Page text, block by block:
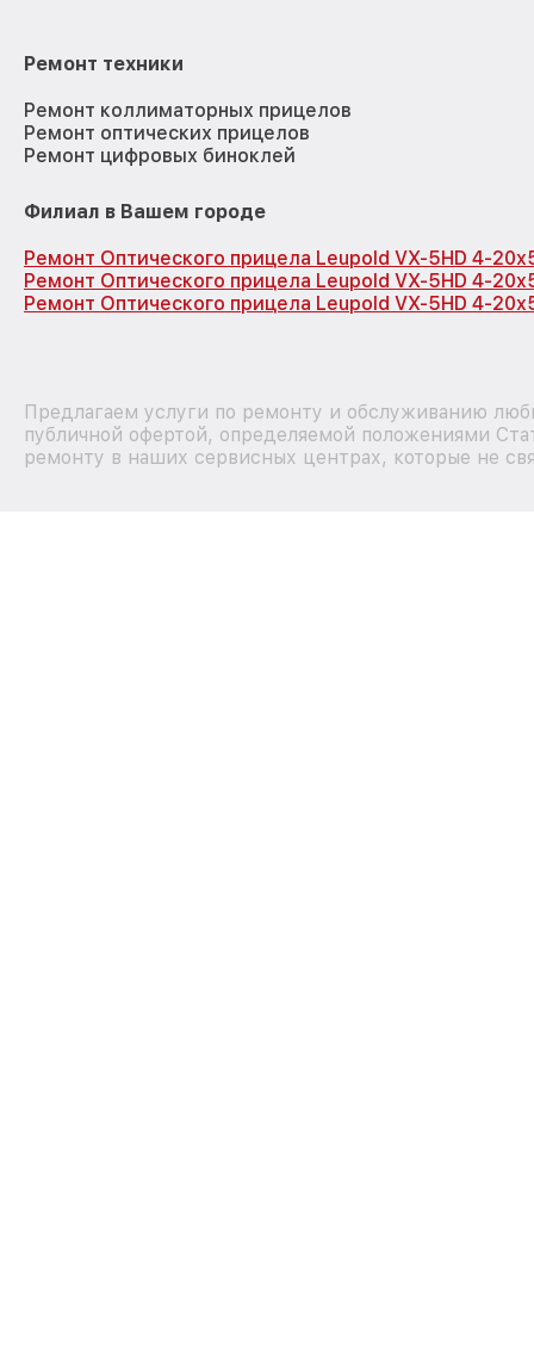
Ремонт техники
Ремонт коллиматорных прицелов
Ремонт оптических прицелов
Ремонт цифровых биноклей
Филиал в Вашем городе
Ремонт Оптического прицела Leupold VX-5HD 4-
Ремонт Оптического прицела Leupold VX-5HD 4-
Ремонт Оптического прицела Leupold VX-5HD 4-
Предлагаем услуги по ремонту и обслуживанию
публичной офертой, определяемой положениями
ремонту в наших сервисных центрах, которые не